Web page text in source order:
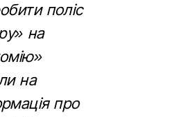
поліс
на
на
про